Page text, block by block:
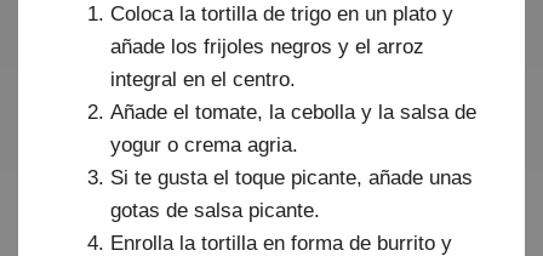
Coloca la tortilla de trigo en un plato y
añade los frijoles negros y el arroz
integral en el centro.
Añade el tomate, la cebolla y la salsa de
yogur o crema agria.
Si te gusta el toque picante, añade unas
gotas de salsa picante.
Enrolla la tortilla en forma de burrito y